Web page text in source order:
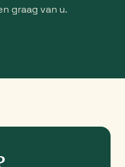
graag van u.